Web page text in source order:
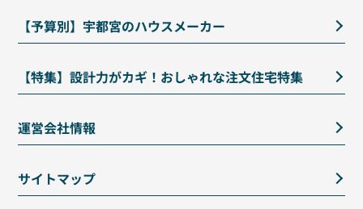
【予算別】宇都宮のハウスメーカー
【特集】設計力がカギ！おしゃれな注文住宅特集
運営会社情報
サイトマップ